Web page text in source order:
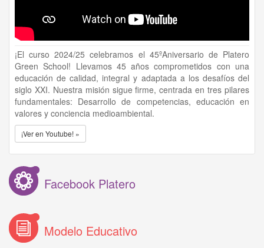
¡El curso 2024/25 celebramos el 45ºAniversario de Platero
Green School! Llevamos 45 años comprometidos con una
educación de calidad, integral y adaptada a los desafíos del
siglo XXI. Nuestra misión sigue firme, centrada en tres pilares
fundamentales: Desarrollo de competencias, educación en
valores y conciencia medioambiental.
¡Ver en Youtube! »
Facebook Platero
Modelo Educativo